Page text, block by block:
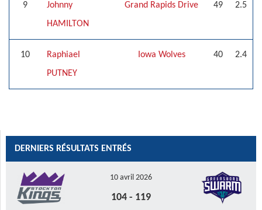
9
Johnny
HAMILTON
Grand Rapids Drive 49 2.5
10
Raphiael
PUTNEY
Iowa Wolves 40 2.4
DERNIERS RÉSULTATS ENTRÉS
10 avril 2026
104 - 119